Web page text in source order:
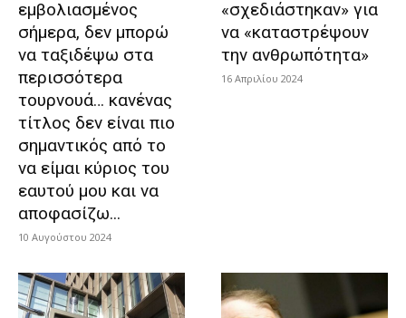
εμβολιασμένος
σήμερα, δεν μπορώ
να ταξιδέψω στα
περισσότερα
τουρνουά… κανένας
τίτλος δεν είναι πιο
σημαντικός από το
να είμαι κύριος του
εαυτού μου και να
αποφασίζω...
10 Αυγούστου 2024
«σχεδιάστηκαν» για
να «καταστρέψουν
την ανθρωπότητα»
16 Απριλίου 2024